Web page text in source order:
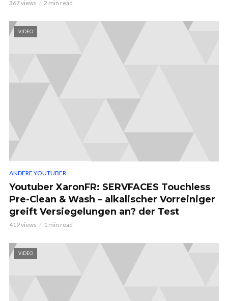
367 views 2 min read
VIDEO
ANDERE YOUTUBER
Youtuber XaronFR: SERVFACES Touchless
Pre-Clean & Wash – alkalischer Vorreiniger
greift Versiegelungen an? der Test
419 views 1 min read
VIDEO